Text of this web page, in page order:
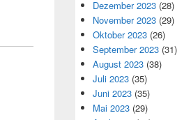
Dezember 2023 (28)
November 2023 (29)
Oktober 2023 (26)
September 2023 (31)
August 2023 (38)
Juli 2023 (35)
Juni 2023 (35)
Mai 2023 (29)